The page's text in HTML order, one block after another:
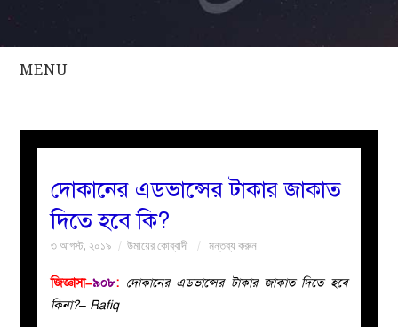
MENU
সকল
বয়ান
নারীদের
পাতা
দোকানের এডভান্সের টাকার জাকাত
দিতে হবে কি?
৩ আগস্ট, ২০১৯ উমায়ের কোব্বাদী মন্তব্য করুন
জিজ্ঞাসা–৯০৮: দোকানের এডভান্সের টাকার জাকাত দিতে হবে
কিনা?– Rafiq